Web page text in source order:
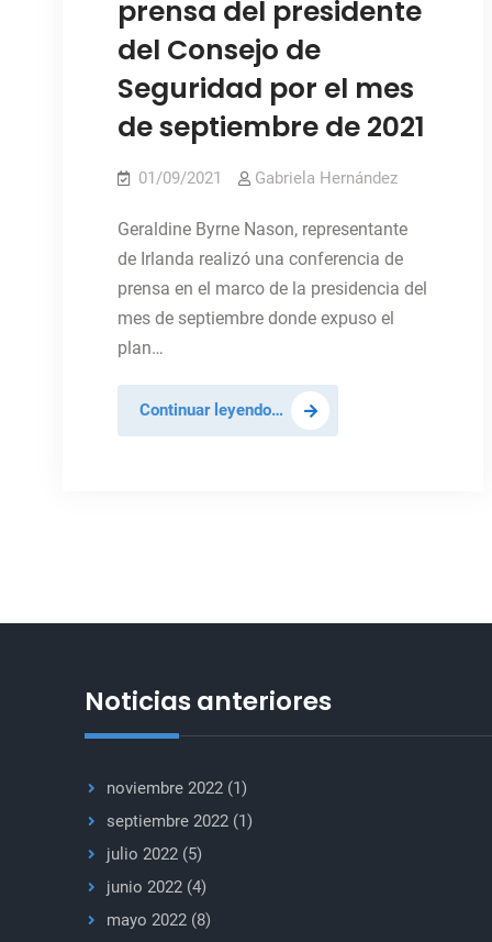
prensa del presidente
del Consejo de
Seguridad por el mes
de septiembre de 2021
01/09/2021 Gabriela Hernández
Geraldine Byrne Nason, representante
de Irlanda realizó una conferencia de
prensa en el marco de la presidencia del
mes de septiembre donde expuso el
plan…
Continuar leyendo… Conferencia
de
Seguridad
mes
de
Noticias anteriores
noviembre 2022 (1)
septiembre 2022 (1)
julio 2022 (5)
junio 2022 (4)
mayo 2022 (8)